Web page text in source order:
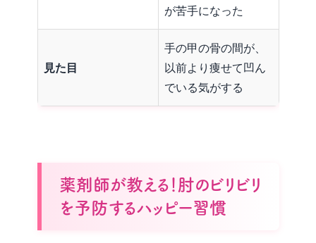
が苦手になった
見た目
手の甲の骨の間が、
以前より痩せて凹ん
でいる気がする
薬剤師が教える！肘のビリビリ
を予防するハッピー習慣